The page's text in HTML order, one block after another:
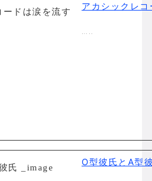
アカシックレ
…..
O型彼氏とA型